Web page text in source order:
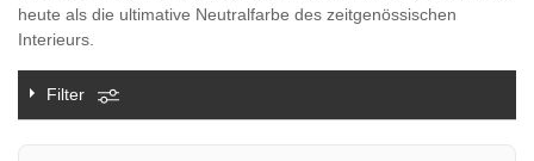
heute als die ultimative Neutralfarbe des zeitgenössischen
Interieurs.
Filter